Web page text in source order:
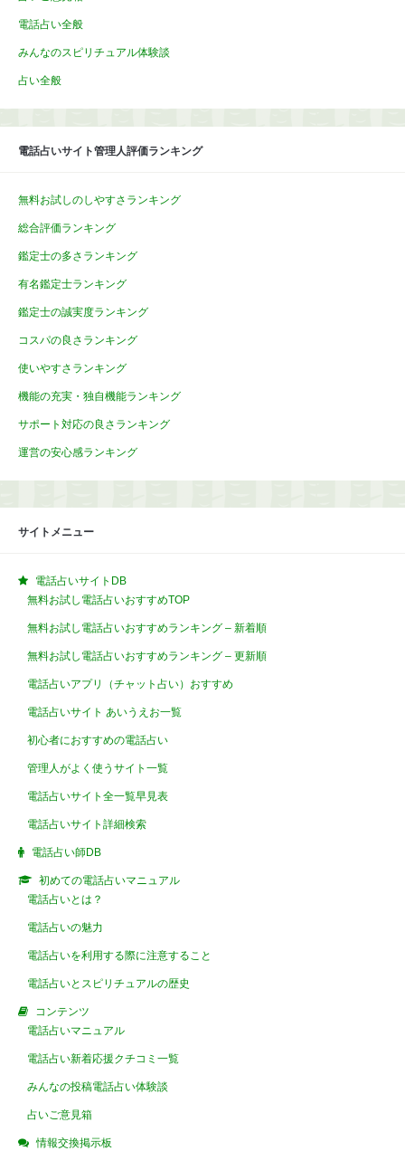
電話占い全般
みんなのスピリチュアル体験談
占い全般
電話占いサイト管理人評価ランキング
無料お試しのしやすさランキング
総合評価ランキング
鑑定士の多さランキング
有名鑑定士ランキング
鑑定士の誠実度ランキング
コスパの良さランキング
使いやすさランキング
機能の充実・独自機能ランキング
サポート対応の良さランキング
運営の安心感ランキング
サイトメニュー
電話占いサイトDB
無料お試し電話占いおすすめTOP
無料お試し電話占いおすすめランキング – 新着順
無料お試し電話占いおすすめランキング – 更新順
電話占いアプリ（チャット占い）おすすめ
電話占いサイト あいうえお一覧
初心者におすすめの電話占い
管理人がよく使うサイト一覧
電話占いサイト全一覧早見表
電話占いサイト詳細検索
電話占い師DB
初めての電話占いマニュアル
電話占いとは？
電話占いの魅力
電話占いを利用する際に注意すること
電話占いとスピリチュアルの歴史
コンテンツ
電話占いマニュアル
電話占い新着応援クチコミ一覧
みんなの投稿電話占い体験談
占いご意見箱
情報交換掲示板